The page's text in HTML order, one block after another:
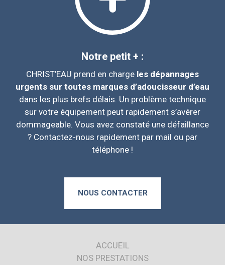
Notre petit + :
CHRIST’EAU prend en charge les dépannages
urgents sur toutes marques d’adoucisseur d’eau
dans les plus brefs délais. Un problème technique
sur votre équipement peut rapidement s’avérer
dommageable. Vous avez constaté une défaillance
? Contactez-nous rapidement par mail ou par
téléphone !
NOUS CONTACTER
ACCUEIL
NOS PRESTATIONS